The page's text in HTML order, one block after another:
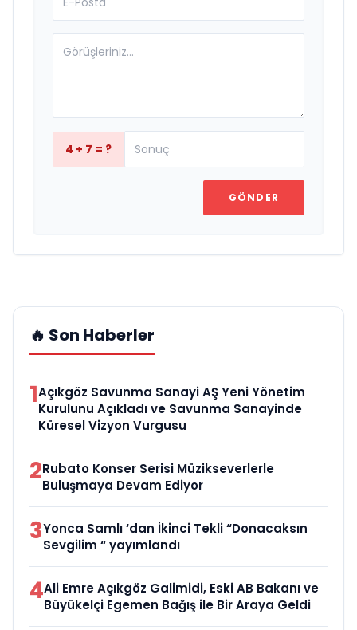
4 + 7 = ?
GÖNDER
🔥 Son Haberler
1Açıkgöz Savunma Sanayi AŞ Yeni Yönetim
Kurulunu Açıkladı ve Savunma Sanayinde
Küresel Vizyon Vurgusu
2Rubato Konser Serisi Müzikseverlerle
Buluşmaya Devam Ediyor
3Yonca Samlı ‘dan İkinci Tekli “Donacaksın
Sevgilim “ yayımlandı
4Ali Emre Açıkgöz Galimidi, Eski AB Bakanı ve
Büyükelçi Egemen Bağış ile Bir Araya Geldi